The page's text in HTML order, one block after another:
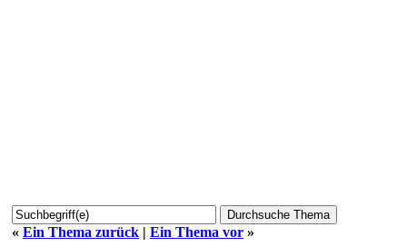
« Ein Thema zurück | Ein Thema vor »